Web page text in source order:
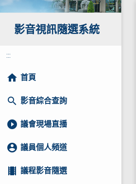
容
區
影音視訊隨選系統
:::
home 首頁
search 影音綜合查詢
play_circle_filled 議會現場直播
account_circle 議員個人頻道
local_movies 議程影音隨選